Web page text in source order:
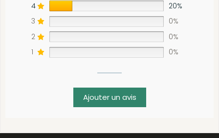
4
20%
3
0%
2
0%
1
0%
Ajouter un avis